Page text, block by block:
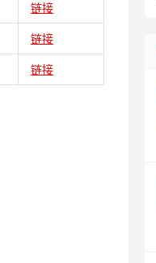
链接
链接
链接